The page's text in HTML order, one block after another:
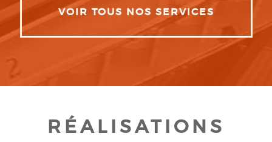
VOIR TOUS NOS SERVICES
RÉALISATIONS